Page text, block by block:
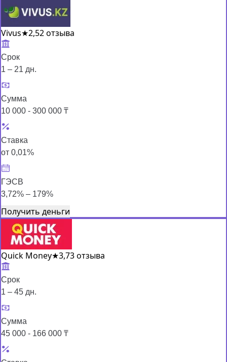
Vivus★2,52 отзыва
Срок
1 – 21 дн.
Сумма
10 000 - 300 000 ₸
Ставка
от 0,01%
ГЭСВ
3,72% – 179%
Получить деньги
Quick Money★3,73 отзыва
Срок
1 – 45 дн.
Сумма
45 000 - 166 000 ₸